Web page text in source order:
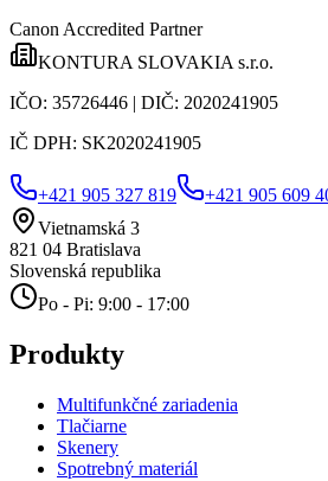
Canon Accredited Partner
KONTURA SLOVAKIA s.r.o.
IČO: 35726446 | DIČ: 2020241905
IČ DPH: SK2020241905
+421 905 327 819 +421 905 609
Vietnamská 3
821 04 Bratislava
Slovenská republika
Po - Pi: 9:00 - 17:00
Produkty
Multifunkčné zariadenia
Tlačiarne
Skenery
Spotrebný materiál